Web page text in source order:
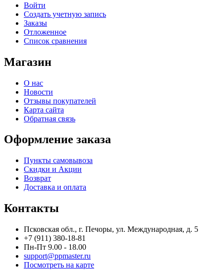
Войти
Создать учетную запись
Заказы
Отложенное
Список сравнения
Магазин
О нас
Новости
Отзывы покупателей
Карта сайта
Обратная связь
Оформление заказа
Пункты самовывоза
Скидки и Акции
Возврат
Доставка и оплата
Контакты
Псковская обл., г. Печоры, ул. Международная, д. 5
+7 (911) 380-18-81
Пн-Пт 9.00 - 18.00
support@ppmaster.ru
Посмотреть на карте